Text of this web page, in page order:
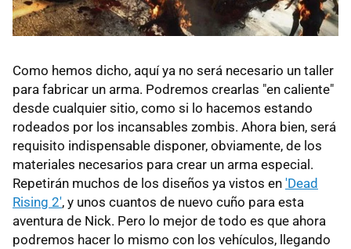
Como hemos dicho, aquí ya no será necesario un taller
para fabricar un arma. Podremos crearlas "en caliente"
desde cualquier sitio, como si lo hacemos estando
rodeados por los incansables zombis. Ahora bien, será
requisito indispensable disponer, obviamente, de los
materiales necesarios para crear un arma especial.
Repetirán muchos de los diseños ya vistos en 'Dead
Rising 2', y unos cuantos de nuevo cuño para esta
aventura de Nick. Pero lo mejor de todo es que ahora
podremos hacer lo mismo con los vehículos, llegando